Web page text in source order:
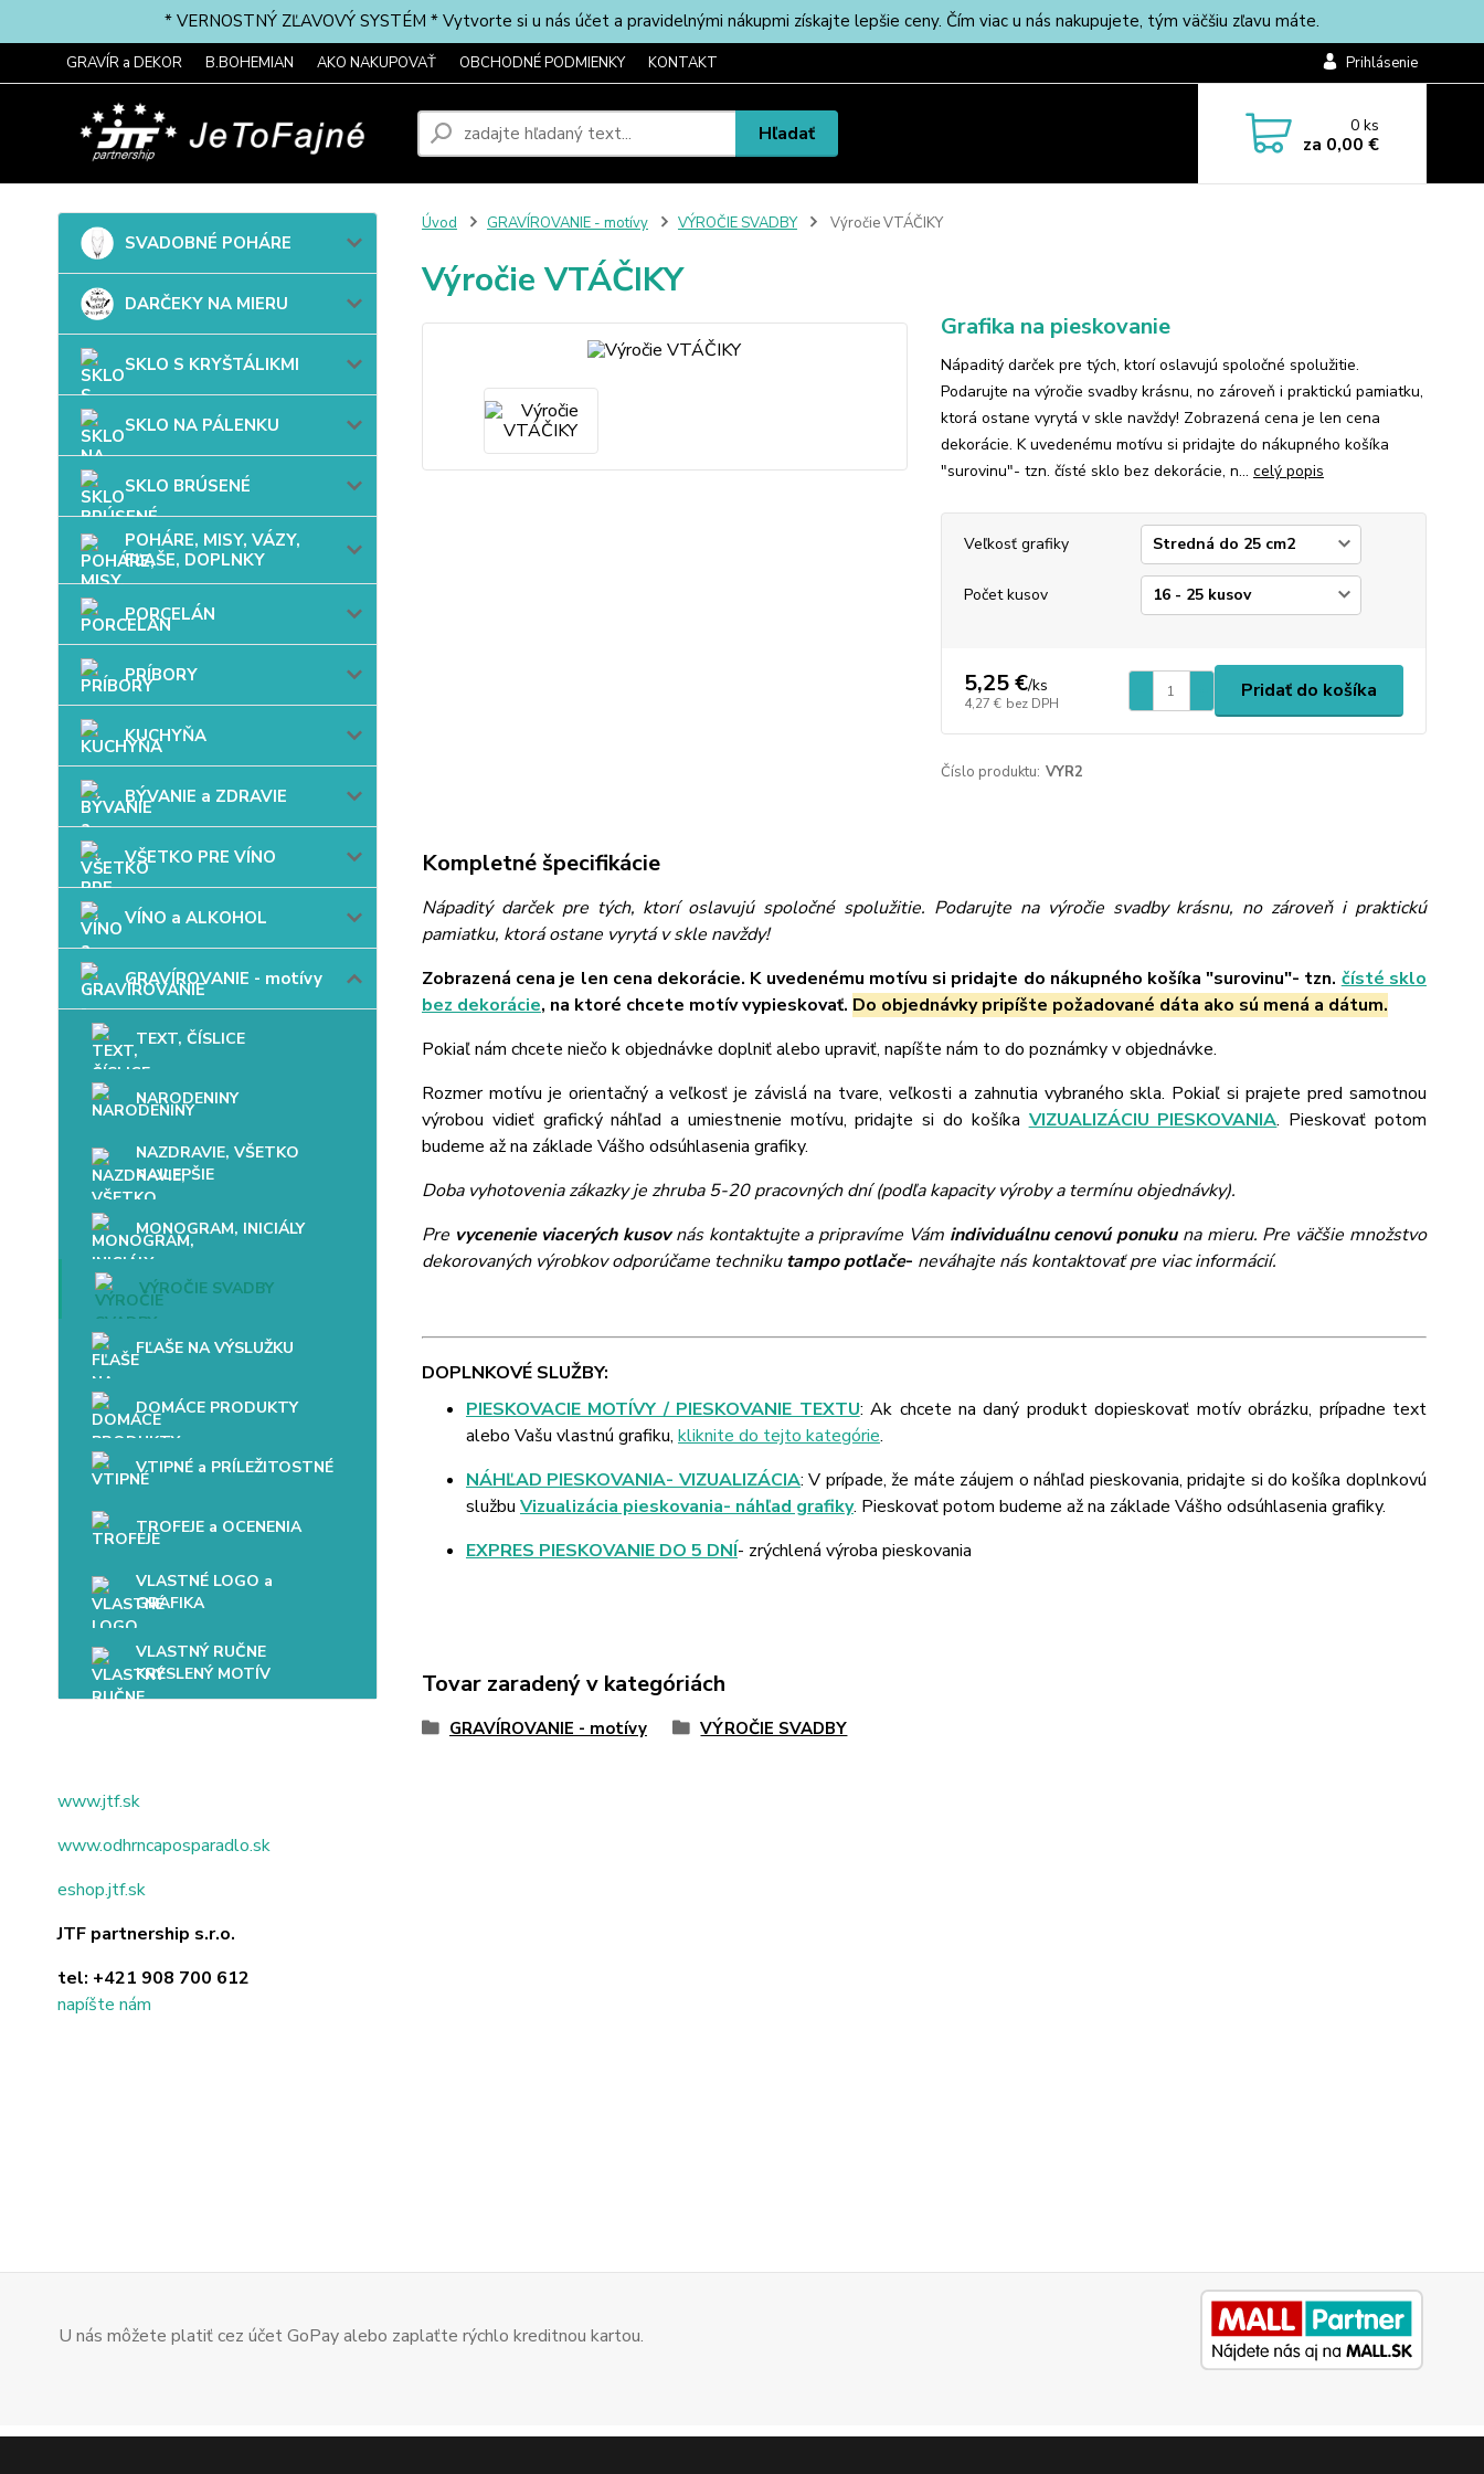
* VERNOSTNÝ ZĽAVOVÝ SYSTÉM * Vytvorte si u nás účet a pravidelnými nákupmi získajte lepšie ceny. Čím viac u nás nakupujete, tým väčšiu zľavu máte.
GRAVÍR a DEKOR B.BOHEMIAN AKO NAKUPOVAŤ OBCHODNÉ PODMIENKY KONTAKT Prihlásenie
Hľadať 0ks
za 0,00 €
SVADOBNÉ POHÁRE
DARČEKY NA MIERU
SKLO S KRYŠTÁLIKMI
SKLO NA PÁLENKU
SKLO BRÚSENÉ
POHÁRE, MISY, VÁZY,
FĽAŠE, DOPLNKY
PORCELÁN
PRÍBORY
KUCHYŇA
BÝVANIE a ZDRAVIE
VŠETKO PRE VÍNO
VÍNO a ALKOHOL
GRAVÍROVANIE - motívy
TEXT, ČÍSLICE
NARODENINY
NAZDRAVIE, VŠETKO
NAJLEPŠIE
MONOGRAM, INICIÁLY
VÝROČIE SVADBY
FĽAŠE NA VÝSLUŽKU
DOMÁCE PRODUKTY
VTIPNÉ a PRÍLEŽITOSTNÉ
TROFEJE a OCENENIA
VLASTNÉ LOGO a
GRAFIKA
VLASTNÝ RUČNE
KRESLENÝ MOTÍV
www.jtf.sk
www.odhrncaposparadlo.sk
eshop.jtf.sk
JTF partnership s.r.o.
tel: +421 908 700 612
napíšte nám
Úvod GRAVÍROVANIE - motívy VÝROČIE SVADBY Výročie VTÁČIKY
Výročie VTÁČIKY
Grafika na pieskovanie
Nápaditý darček pre tých, ktorí oslavujú spoločné spolužitie.
Podarujte na výročie svadby krásnu, no zároveň i praktickú pamiatku,
ktorá ostane vyrytá v skle navždy! Zobrazená cena je len cena
dekorácie. K uvedenému motívu si pridajte do nákupného košíka
"surovinu"- tzn. čísté sklo bez dekorácie, n... celý popis
Veľkosť grafiky
Počet kusov
5,25 €/ks
4,27 € bez DPH
Pridať do košíka
Číslo produktu: VYR2
Kompletné špecifikácie
Nápaditý darček pre tých, ktorí oslavujú spoločné spolužitie. Podarujte na výročie svadby krásnu, no zároveň i praktickú
pamiatku, ktorá ostane vyrytá v skle navždy!
Zobrazená cena je len cena dekorácie. K uvedenému motívu si pridajte do nákupného košíka "surovinu"- tzn. čísté sklo
bez dekorácie, na ktoré chcete motív vypieskovať. Do objednávky pripíšte požadované dáta ako sú mená a dátum.
Pokiaľ nám chcete niečo k objednávke doplniť alebo upraviť, napíšte nám to do poznámky v objednávke.
Rozmer motívu je orientačný a veľkosť je závislá na tvare, veľkosti a zahnutia vybraného skla. Pokiaľ si prajete pred samotnou
výrobou vidieť grafický náhľad a umiestnenie motívu, pridajte si do košíka VIZUALIZÁCIU PIESKOVANIA. Pieskovať potom
budeme až na základe Vášho odsúhlasenia grafiky.
Doba vyhotovenia zákazky je zhruba 5-20 pracovných dní (podľa kapacity výroby a termínu objednávky).
Pre vycenenie viacerých kusovnás kontaktujte a pripravíme Vám individuálnu cenovú ponukuna mieru. Pre väčšie množstvo
dekorovaných výrobkov odporúčame technikutampo potlače- neváhajte nás kontaktovať pre viac informácií.
DOPLNKOVÉ SLUŽBY:
PIESKOVACIE MOTÍVY / PIESKOVANIE TEXTU: Ak chcete na daný produkt dopieskovať motív obrázku, prípadne text
alebo Vašu vlastnú grafiku, kliknite do tejto kategórie.
NÁHĽAD PIESKOVANIA- VIZUALIZÁCIA: V prípade, že máte záujem o náhľad pieskovania, pridajte si do košíka doplnkovú
službu Vizualizácia pieskovania- náhľad grafiky. Pieskovať potom budeme až na základe Vášho odsúhlasenia grafiky.
EXPRES PIESKOVANIE DO 5 DNÍ- zrýchlená výroba pieskovania
Tovar zaradený v kategóriách
GRAVÍROVANIE - motívy VÝROČIE SVADBY
U nás môžete platiť cez účet GoPay alebo zaplaťte rýchlo kreditnou kartou.